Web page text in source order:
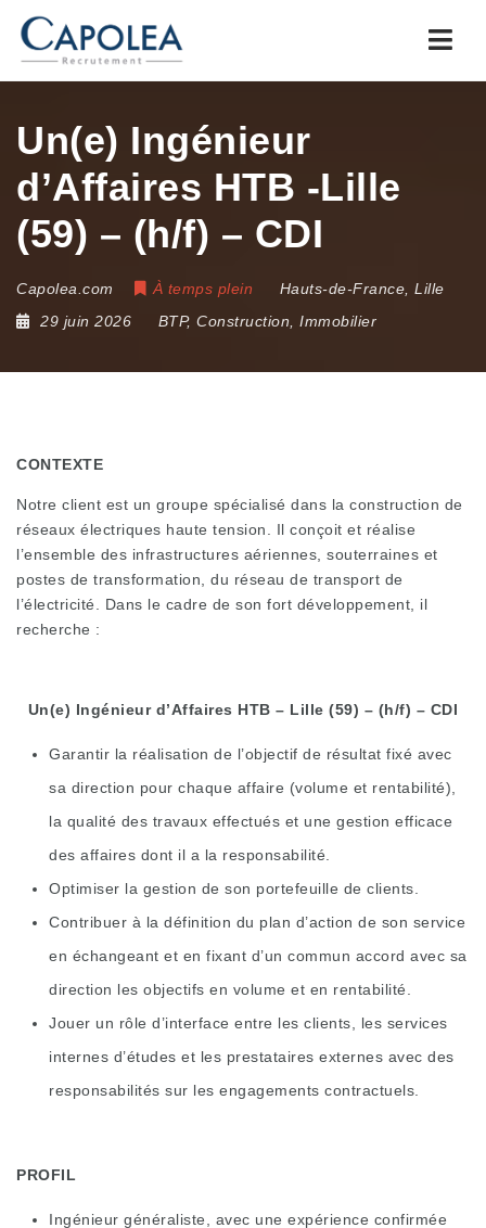
Un(e) Ingénieur
d’Affaires HTB -Lille
(59) – (h/f) – CDI
Capolea.com À temps plein Hauts-de-France Lille
29 juin 2026
BTP, Construction, Immobilier
CONTEXTE
Notre client est un groupe spécialisé dans la construction de
réseaux électriques haute tension. Il conçoit et réalise
l’ensemble des infrastructures aériennes, souterraines et
postes de transformation, du réseau de transport de
l’électricité. Dans le cadre de son fort développement, il
recherche :
Un(e) Ingénieur d’Affaires HTB – Lille (59) – (h/f) – CDI
Garantir la réalisation de l’objectif de résultat fixé avec
sa direction pour chaque affaire (volume et rentabilité),
la qualité des travaux effectués et une gestion efficace
des affaires dont il a la responsabilité.
Optimiser la gestion de son portefeuille de clients.
Contribuer à la définition du plan d’action de son service
en échangeant et en fixant d’un commun accord avec sa
direction les objectifs en volume et en rentabilité.
Jouer un rôle d’interface entre les clients, les services
internes d’études et les prestataires externes avec des
responsabilités sur les engagements contractuels.
PROFIL
Ingénieur généraliste, avec une expérience confirmée